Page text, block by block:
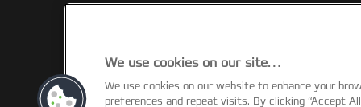
©2026 ACCO Brands
We use cookies on our site…
We use cookies on our website to enhance your
preferences and repeat visits. By clicking “Accept